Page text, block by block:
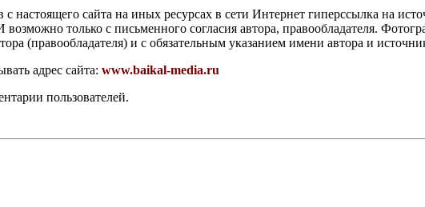
настоящего сайта на иных ресурсах в сети Интернет гиперссылка на
только с письменного согласия автора, правообладателя.
(правообладателя) и с обязательным указанием имени автора и
адрес сайта: www.baikal-media.ru
пользователей.